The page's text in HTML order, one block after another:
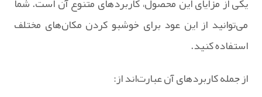
می‌توانید از این عود برای خوشبو کردن مکان‌های مختلف
استفاده کنید.
از جمله کاربردهای آن عبارت‌اند از: